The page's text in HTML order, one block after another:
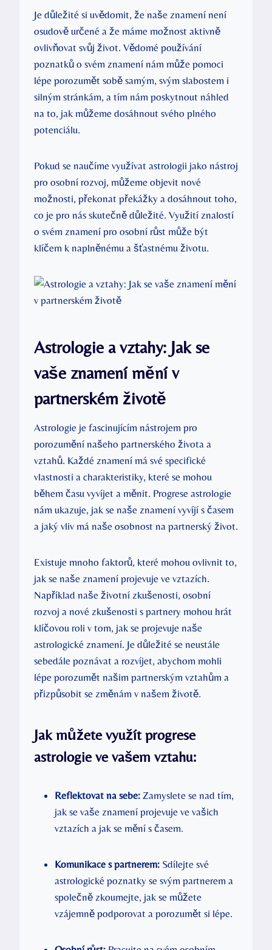
Je důležité si uvědomit, že naše znamení není
osudově určené a že máme možnost aktivně
ovlivňovat svůj život. Vědomé používání
poznatků o svém znamení nám může pomoci
lépe porozumět sobě samým, svým slabostem i
silným stránkám, a tím nám poskytnout náhled
na to, jak můžeme dosáhnout svého plného
potenciálu.
Pokud se naučíme využívat astrologii jako nástroj
pro osobní rozvoj, můžeme objevit nové
možnosti, překonat překážky a dosáhnout toho,
co je pro nás skutečně důležité. Využití znalostí
o svém znamení pro osobní růst může být
klíčem k naplněnému a šťastnému životu.
Astrologie a vztahy: Jak se
vaše znamení mění v
partnerském životě
Astrologie je fascinujícím nástrojem pro
porozumění našeho partnerského života a
vztahů. Každé znamení má své specifické
vlastnosti a charakteristiky, které se mohou
během času vyvíjet a měnit. Progrese astrologie
nám ukazuje, jak se naše znamení vyvíjí s časem
a jaký vliv má naše osobnost na partnerský život.
Existuje mnoho faktorů, které mohou ovlivnit to,
jak se naše znamení projevuje ve vztazích.
Například naše životní zkušenosti, osobní
rozvoj a nové zkušenosti s partnery mohou hrát
klíčovou roli v tom, jak se projevuje naše
astrologické znamení. Je důležité se neustále
sebedále poznávat a rozvíjet, abychom mohli
lépe porozumět našim partnerským vztahům a
přizpůsobit se změnám v našem životě.
Jak můžete využít progrese
astrologie ve vašem vztahu:
Reflektovat na sebe: Zamyslete se nad tím,
jak se vaše znamení projevuje ve vašich
vztazích a jak se mění s časem.
Komunikace s partnerem: Sdílejte své
astrologické poznatky se svým partnerem a
společně zkoumejte, jak se můžete
vzájemně podporovat a porozumět si lépe.